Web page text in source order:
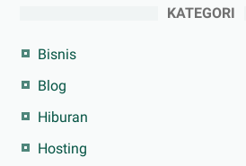
KATEGORI
Bisnis
Blog
Hiburan
Hosting